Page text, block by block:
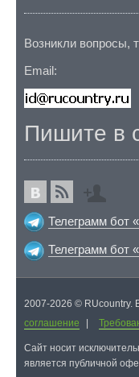
Возникли вопросы,
Email:
Пишите в
Телеграмм бот
Телеграмм бот
2007-2026 ©
соглашение
|
Cайт носит
является публичной